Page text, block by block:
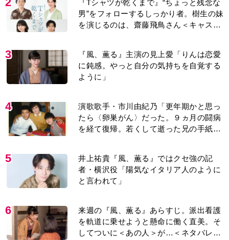
『Tシャツが乾くまで』“ちょっと残念な
男”をフォローするしっかり者。樹生の妹
を演じるのは、齋藤飛鳥さん＜キャスト
3
『風、薫る』主演の見上愛「りんは恋愛
に鈍感。やっと自分の気持ちを自覚する
ように」
4
演歌歌手・市川由紀乃「更年期かと思っ
たら〈卵巣がん〉だった。９ヵ月の闘病
を経て復帰。若くして逝った兄の手紙を
5
井上祐貴『風、薫る』ではクセ強の記
者・横沢役「陽気なイタリア人のように
と言われて」
6
来週の『風、薫る』あらすじ。派出看護
を軌道に乗せようと懸命に働く直美。そ
してついに＜あの人＞が…＜ネタバレあ